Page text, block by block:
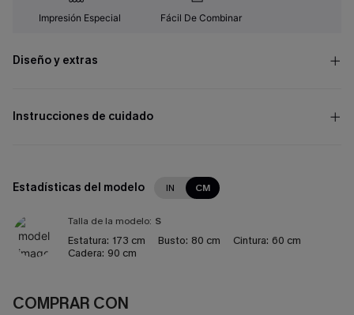
Impresión Especial Fácil De Combinar
Diseño y extras
Instrucciones de cuidado
Estadísticas del modelo IN CM
Talla de la modelo: S
Estatura: 173 cm Busto: 80 cm Cintura: 60 cm
Cadera: 90 cm
COMPRAR CON